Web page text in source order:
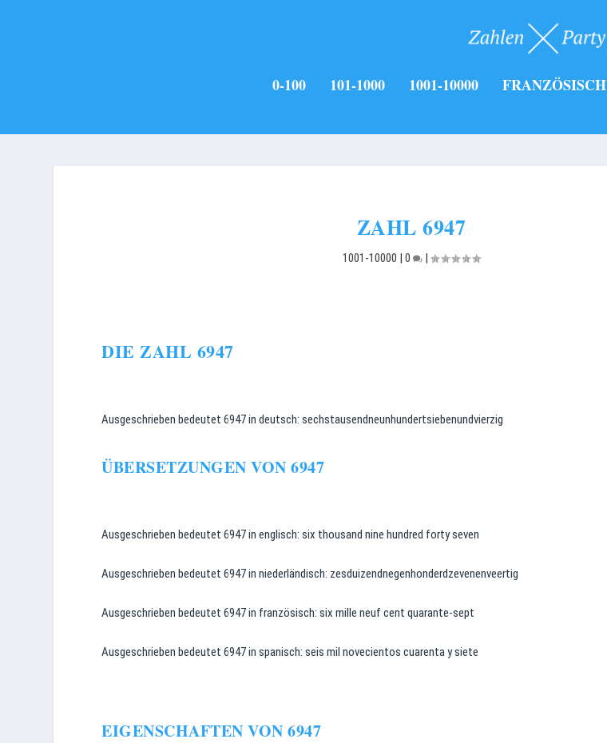
0-100 101-1000 1001-10000 FRANZÖSISCH
ZAHL 6947
1001-10000 | 0 |
DIE ZAHL 6947
Ausgeschrieben bedeutet 6947 in deutsch: sechstausendneunhundertsiebenundvierzig
ÜBERSETZUNGEN VON 6947
Ausgeschrieben bedeutet 6947 in englisch: six thousand nine hundred forty seven
Ausgeschrieben bedeutet 6947 in niederländisch: zesduizendnegenhonderdzevenenveertig
Ausgeschrieben bedeutet 6947 in französisch: six mille neuf cent quarante-sept
Ausgeschrieben bedeutet 6947 in spanisch: seis mil novecientos cuarenta y siete
EIGENSCHAFTEN VON 6947